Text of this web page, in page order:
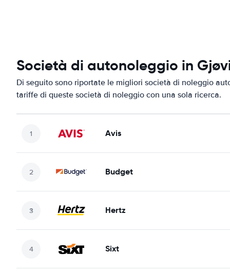
Società di autonoleggio in
Di seguito sono riportate le migliori società di noleggio
tariffe di queste società di noleggio con una sola ricerca.
Avis
Budget
Hertz
Sixt